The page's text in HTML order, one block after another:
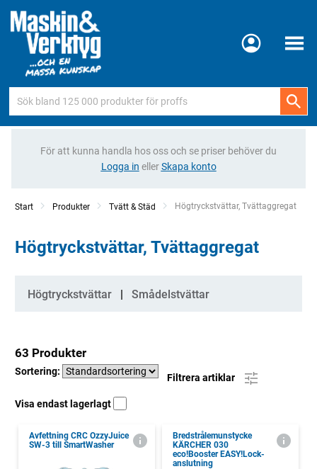
Meny
För att kunna handla hos oss och se priser behöver du
Logga in ellerSkapa konto
Start Produkter Tvätt & Städ Current:
Högtryckstvättar, Tvättaggregat
Högtryckstvättar, Tvättaggregat
Kategorier
Högtryckstvättar Smådelstvättar
63 Produkter
Sortering:
Filtrera artiklar
Visa endast lagerlagt
Avfettning CRC OzzyJuice
SW-3 till SmartWasher
Bredstrålemunstycke
KÄRCHER 030
eco!Booster EASY!Lock-
anslutning